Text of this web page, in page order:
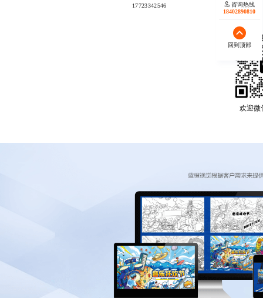
17723342546
欢迎微
咨询热线
18402890810
回到顶部